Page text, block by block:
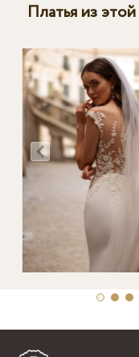
Платья из